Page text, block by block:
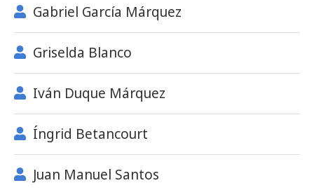
Gabriel García Márquez
Griselda Blanco
Iván Duque Márquez
Íngrid Betancourt
Juan Manuel Santos